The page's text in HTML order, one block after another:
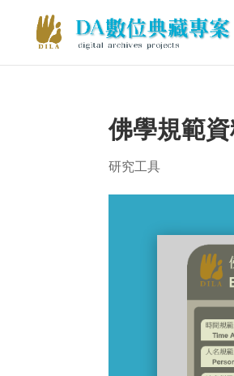
佛學規範
研究工具